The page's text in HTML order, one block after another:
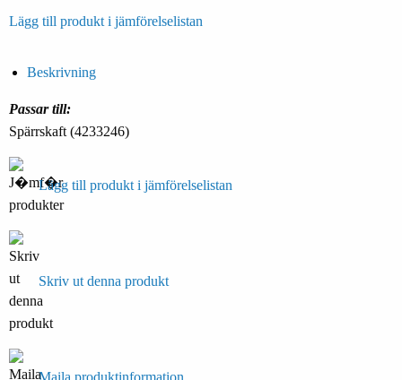
Lägg till produkt i jämförelselistan
Beskrivning
Passar till:
Spärrskaft (4233246)
Lägg till produkt i jämförelselistan
Skriv ut denna produkt
Maila produktinformation